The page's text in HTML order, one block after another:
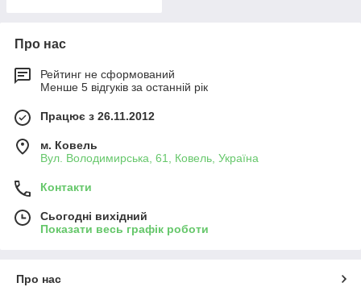
Про нас
Рейтинг не сформований
Менше 5 відгуків за останній рік
Працює з 26.11.2012
м. Ковель
Вул. Володимирська, 61, Ковель, Україна
Контакти
Сьогодні вихідний
Показати весь графік роботи
Про нас